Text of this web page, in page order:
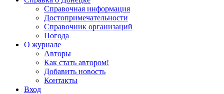
Справочная информация
Достопримечательности
Справочник организаций
Погода
О журнале
Авторы
Как стать автором!
Добавить новость
Контакты
Вход